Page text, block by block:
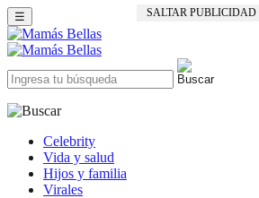
SALTAR PUBLICIDAD
☰
Celebrity
Vida y salud
Hijos y familia
Virales